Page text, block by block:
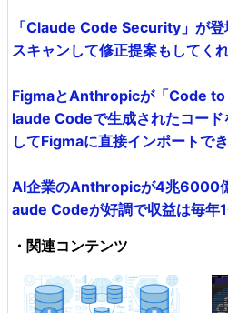
「Claude Code Security」が
スキャンして修正提案もしてく
FigmaとAnthropicが「Code to
laude Codeで生成されたコード
してFigmaに直接インポートで
AI企業のAnthropicが4兆6000
aude Codeが好調で収益は毎年
・関連コンテンツ